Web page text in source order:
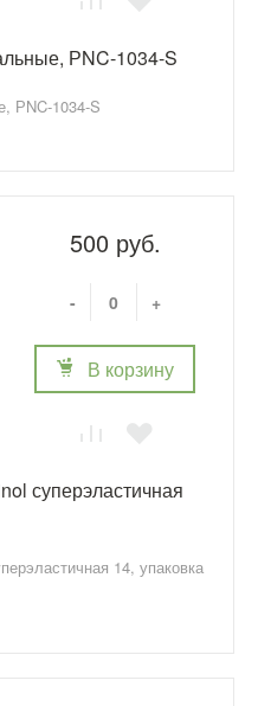
РNC-1034-S
РNC-1034-S
500 руб.
- +
В корзину
суперэластичная
14, упаковка